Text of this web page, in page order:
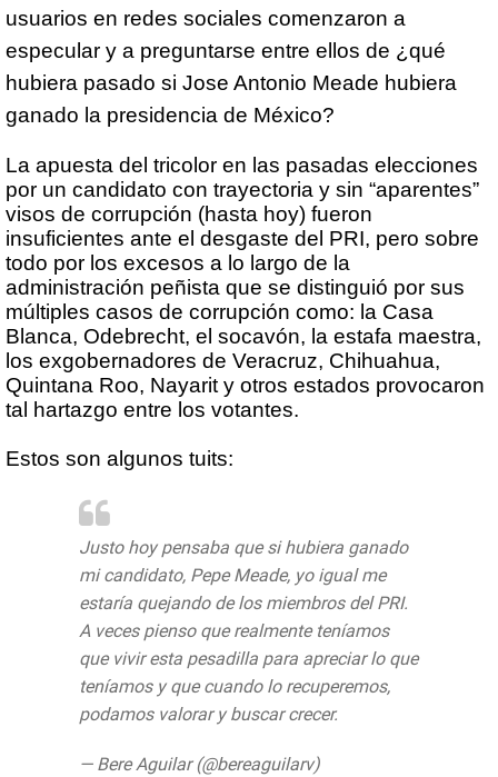
usuarios en redes sociales comenzaron a
especular y a preguntarse entre ellos de ¿qué
hubiera pasado si Jose Antonio Meade hubiera
ganado la presidencia de México?
La apuesta del tricolor en las pasadas elecciones
por un candidato con trayectoria y sin “aparentes”
visos de corrupción (hasta hoy) fueron
insuficientes ante el desgaste del PRI, pero sobre
todo por los excesos a lo largo de la
administración peñista que se distinguió por sus
múltiples casos de corrupción como: la Casa
Blanca, Odebrecht, el socavón, la estafa maestra,
los exgobernadores de Veracruz, Chihuahua,
Quintana Roo, Nayarit y otros estados provocaron
tal hartazgo entre los votantes.
Estos son algunos tuits:
Justo hoy pensaba que si hubiera ganado
mi candidato, Pepe Meade, yo igual me
estaría quejando de los miembros del PRI.
A veces pienso que realmente teníamos
que vivir esta pesadilla para apreciar lo que
teníamos y que cuando lo recuperemos,
podamos valorar y buscar crecer.
— Bere Aguilar (@bereaguilarv)